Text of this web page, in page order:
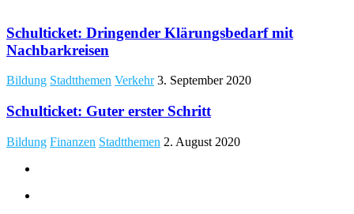
Schulticket: Dringender Klärungsbedarf mit
Nachbarkreisen
Bildung Stadtthemen Verkehr 3. September 2020
Schulticket: Guter erster Schritt
Bildung Finanzen Stadtthemen 2. August 2020